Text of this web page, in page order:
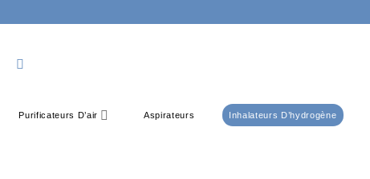
Purificateurs D’air Aspirateurs Inhalateurs D’hydrogène